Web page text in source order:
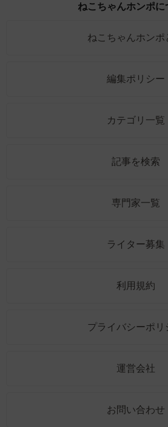
ねこちゃんホンポに
ねこちゃんホンポ
編集ポリシー
カテゴリ一覧
記事を検索
専門家一覧
ライター募集
利用規約
プライバシーポリ
運営会社
お問い合わせ